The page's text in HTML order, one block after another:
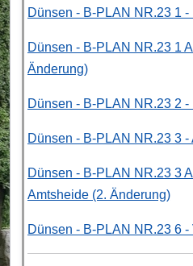
Dünsen - B-PLAN NR.23 1
Dünsen - B-PLAN NR.23 1
Änderung)
Dünsen - B-PLAN NR.23 2 -
Dünsen - B-PLAN NR.23 3 -
Dünsen - B-PLAN NR.23 3
Amtsheide (2. Änderung)
Dünsen - B-PLAN NR.23 6 -